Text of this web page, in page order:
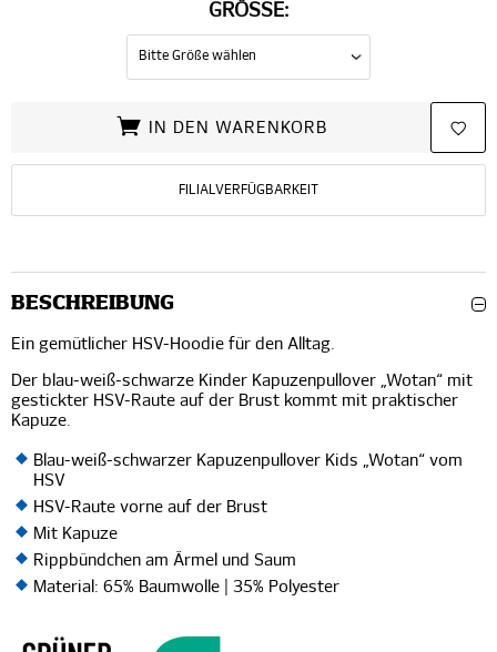
GRÖSSE:
IN DEN WARENKORB
FILIALVERFÜGBARKEIT
BESCHREIBUNG
Ein gemütlicher HSV-Hoodie für den Alltag.
Der blau-weiß-schwarze Kinder Kapuzenpullover „Wotan“ mit
gestickter HSV-Raute auf der Brust kommt mit praktischer
Kapuze.
Blau-weiß-schwarzer Kapuzenpullover Kids „Wotan“ vom
HSV
HSV-Raute vorne auf der Brust
Mit Kapuze
Rippbündchen am Ärmel und Saum
Material: 65% Baumwolle | 35% Polyester